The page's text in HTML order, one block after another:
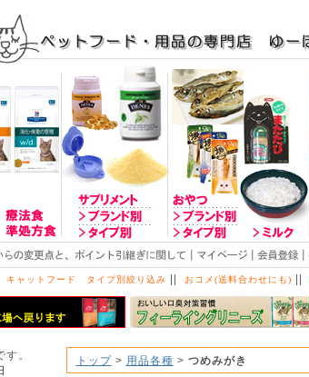
キャットフード タイプ別絞り込み || おコメ(送料合わせにも) ||
。
トップ> 用品各種 > つめみがき